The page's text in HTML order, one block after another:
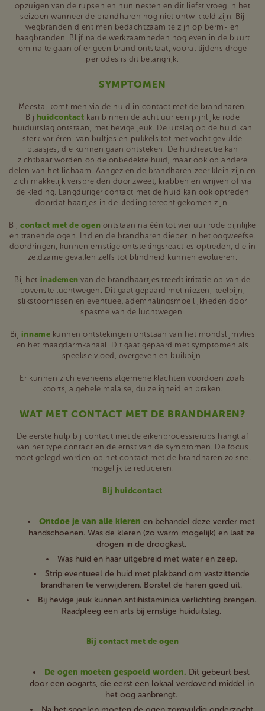
opzuigen van de rupsen en hun nesten en dit liefst vroeg in het
seizoen wanneer de brandharen nog niet ontwikkeld zijn. Bij
wegbranden dient men bedachtzaam te zijn op berm- en
haagbranden. Blijf na de werkzaamheden nog even in de buurt
om na te gaan of er geen brand ontstaat, vooral tijdens droge
periodes is dit belangrijk.
SYMPTOMEN
Meestal komt men via de huid in contact met de brandharen.
Bij huidcontact kan binnen de acht uur een pijnlijke rode
huiduitslag ontstaan, met hevige jeuk. De uitslag op de huid kan
sterk variëren: van bultjes en pukkels tot met vocht gevulde
blaasjes, die kunnen gaan ontsteken. De huidreactie kan
zichtbaar worden op de onbedekte huid, maar ook op andere
delen van het lichaam. Aangezien de brandharen zeer klein zijn en
zich makkelijk verspreiden door zweet, krabben en wrijven of via
de kleding. Langduriger contact met de huid kan ook optreden
doordat haartjes in de kleding terecht gekomen zijn.
Bijcontact met de ogen ontstaan na één tot vier uur rode pijnlijke
en tranende ogen. Indien de brandharen dieper in het oogweefsel
doordringen, kunnen ernstige ontstekingsreacties optreden, die in
zeldzame gevallen zelfs tot blindheid kunnen evolueren.
Bij het inademen van de brandhaartjes treedt irritatie op van de
bovenste luchtwegen. Dit gaat gepaard met niezen, keelpijn,
slikstoornissen en eventueel ademhalingsmoeilijkheden door
spasme van de luchtwegen.
Bij inname kunnen ontstekingen ontstaan van het mondslijmvlies
en het maagdarmkanaal. Dit gaat gepaard met symptomen als
speekselvloed, overgeven en buikpijn.
Er kunnen zich eveneens algemene klachten voordoen zoals
koorts, algehele malaise, duizeligheid en braken.
WAT MET CONTACT MET DE BRANDHAREN?
De eerste hulp bij contact met de eikenprocessierups hangt af
van het type contact en de ernst van de symptomen. De focus
moet gelegd worden op het contact met de brandharen zo snel
mogelijk te reduceren.
Bij huidcontact
Ontdoe je van alle kleren en behandel deze verder met
handschoenen. Was de kleren (zo warm mogelijk) en laat ze
drogen in de droogkast.
Was huid en haar uitgebreid met water en zeep.
Strip eventueel de huid met plakband om vastzittende
brandharen te verwijderen. Borstel de haren goed uit.
Bij hevige jeuk kunnen antihistaminica verlichting brengen.
Raadpleeg een arts bij ernstige huiduitslag.
Bij contact met de ogen
De ogen moeten gespoeld worden. Dit gebeurt best
door een oogarts, die eerst een lokaal verdovend middel in
het oog aanbrengt.